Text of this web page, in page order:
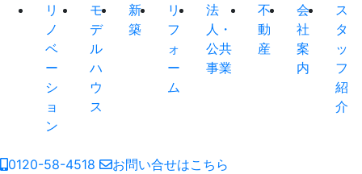
リ
ノ
ベ
ー
シ
ョ
ン
モ
デ
ル
ハ
ウ
ス
新
築
リ
フ
ォ
ー
ム
法
人・
公共
事業
不
動
産
会
社
案
内
ス
タ
ッ
フ
紹
介
0120-58-4518
お問い合せはこちら